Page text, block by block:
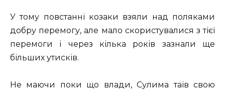
У тому повстанні козаки взяли над поляками
добру перемогу, але мало скористувалися з тієї
перемоги і через кілька років зазнали ще
більших утисків.
Не маючи поки що влади, Сулима таїв свою